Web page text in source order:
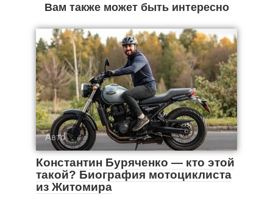
Вам также может быть интересно
Авто
Константин Буряченко — кто этой
такой? Биография мотоциклиста
из Житомира